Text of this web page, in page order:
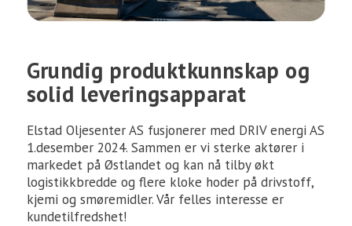
Grundig produktkunnskap og
solid leveringsapparat
Elstad Oljesenter AS fusjonerer med DRIV energi AS
1.desember 2024. Sammen er vi sterke aktører i
markedet på Østlandet og kan nå tilby økt
logistikkbredde og flere kloke hoder på drivstoff,
kjemi og smøremidler. Vår felles interesse er
kundetilfredshet!